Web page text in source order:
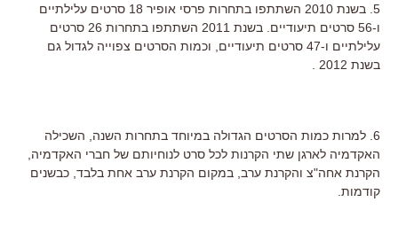
5. בשנת 2010 השתתפו בתחרות פרסי אופיר 18 סרטים עלילתיים
ו-56 סרטים תיעודיים. בשנת 2011 השתתפו בתחרות 26 סרטים
עלילתיים ו-47 סרטים תיעודיים, וכמות הסרטים צפוייה לגדול גם
בשנת 2012 .
6. למרות כמות הסרטים הגדולה במיוחד בתחרות השנה, השכילה
האקדמיה לארגן שתי הקרנות לכל סרט לנוחיותם של חברי האקדמיה,
הקרנת אחה"צ והקרנת ערב, במקום הקרנת ערב אחת בלבד, כבשנים
קודמות.